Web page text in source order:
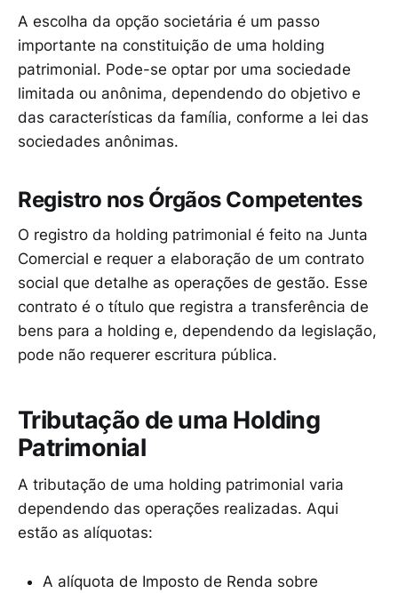
A escolha da opção societária é um passo
importante na constituição de uma holding
patrimonial. Pode-se optar por uma sociedade
limitada ou anônima, dependendo do objetivo e
das características da família, conforme a lei das
sociedades anônimas.
Registro nos Órgãos Competentes
O registro da holding patrimonial é feito na Junta
Comercial e requer a elaboração de um contrato
social que detalhe as operações de gestão. Esse
contrato é o título que registra a transferência de
bens para a holding e, dependendo da legislação,
pode não requerer escritura pública.
Tributação de uma Holding
Patrimonial
A tributação de uma holding patrimonial varia
dependendo das operações realizadas. Aqui
estão as alíquotas:
A alíquota de Imposto de Renda sobre